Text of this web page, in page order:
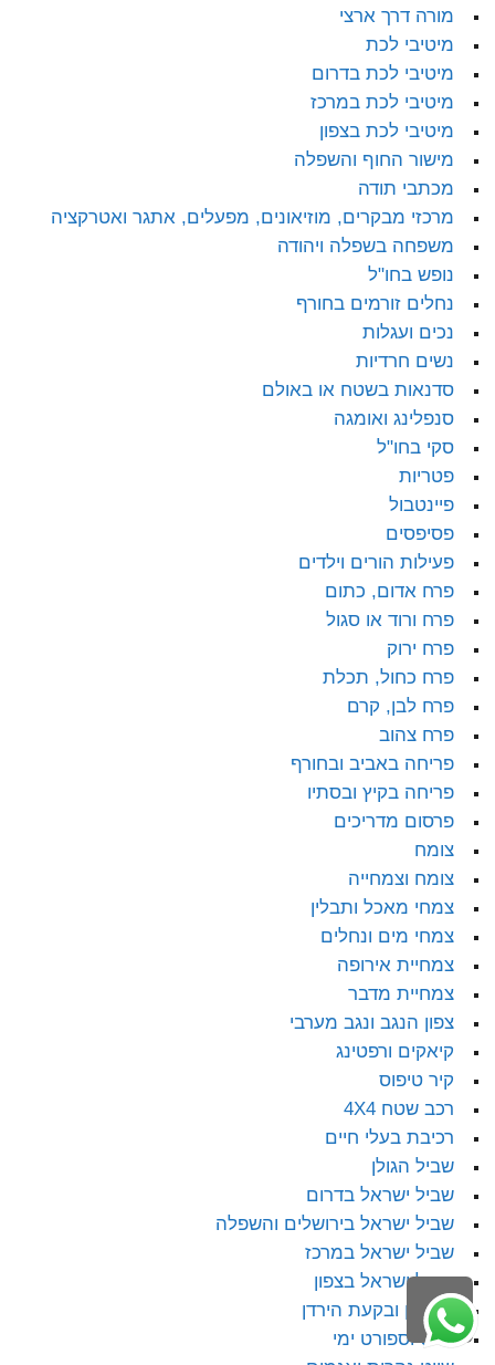
מורה דרך ארצי
מיטיבי לכת
מיטיבי לכת בדרום
מיטיבי לכת במרכז
מיטיבי לכת בצפון
מישור החוף והשפלה
מכתבי תודה
מרכזי מבקרים, מוזיאונים, מפעלים, אתגר ואטרקציה
משפחה בשפלה ויהודה
נופש בחו"ל
נחלים זורמים בחורף
נכים ועגלות
נשים חרדיות
סדנאות בשטח או באולם
סנפלינג ואומגה
סקי בחו"ל
פטריות
פיינטבול
פסיפסים
פעילות הורים וילדים
פרח אדום, כתום
פרח ורוד או סגול
פרח ירוק
פרח כחול, תכלת
פרח לבן, קרם
פרח צהוב
פריחה באביב ובחורף
פריחה בקיץ ובסתיו
פרסום מדריכים
צומח
צומח וצמחייה
צמחי מאכל ותבלין
צמחי מים ונחלים
צמחיית אירופה
צמחיית מדבר
צפון הנגב ונגב מערבי
קיאקים ורפטינג
קיר טיפוס
רכב שטח 4X4
רכיבת בעלי חיים
שביל הגולן
שביל ישראל בדרום
שביל ישראל בירושלים והשפלה
שביל ישראל במרכז
שביל ישראל בצפון
שומרון ובקעת הירדן
שייט וספורט ימי
גלילה
לראש
העמוד